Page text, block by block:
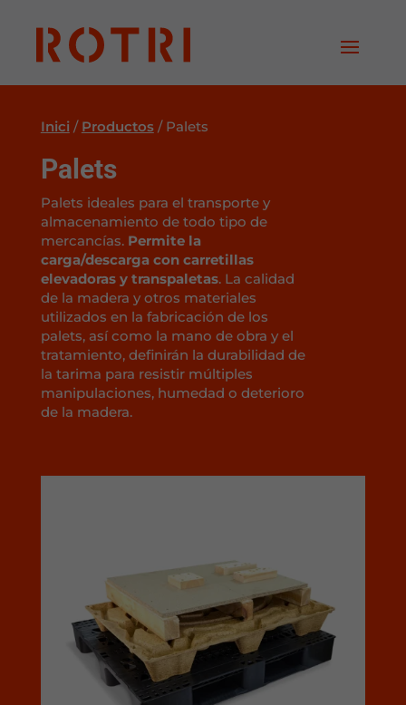
Inici/ Productos/ Palets
Palets
Palets ideales para el transporte y
almacenamiento de todo tipo de
mercancías. Permite la
carga/descarga con carretillas
elevadoras y transpaletas. La calidad
de la madera y otros materiales
utilizados en la fabricación de los
palets, así como la mano de obra y el
tratamiento, definirán la durabilidad de
la tarima para resistir múltiples
manipulaciones, humedad o deterioro
de la madera.